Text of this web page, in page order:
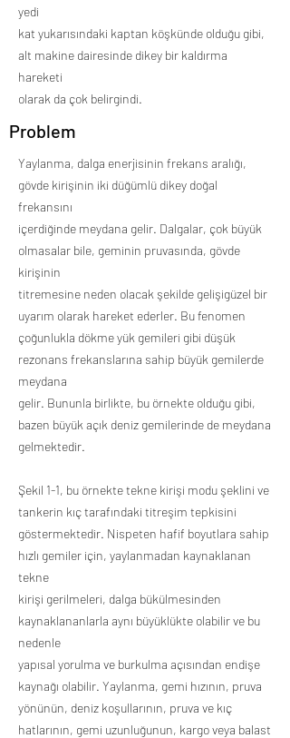
yedi
kat yukarısındaki kaptan köşkünde olduğu gibi,
alt makine dairesinde dikey bir kaldırma
hareketi
olarak da çok belirgindi.
Problem
Yaylanma, dalga enerjisinin frekans aralığı,
gövde kirişinin iki düğümlü dikey doğal
frekansını
içerdiğinde meydana gelir. Dalgalar, çok büyük
olmasalar bile, geminin pruvasında, gövde
kirişinin
titremesine neden olacak şekilde gelişigüzel bir
uyarım olarak hareket ederler. Bu fenomen
çoğunlukla dökme yük gemileri gibi düşük
rezonans frekanslarına sahip büyük gemilerde
meydana
gelir. Bununla birlikte, bu örnekte olduğu gibi,
bazen büyük açık deniz gemilerinde de meydana
gelmektedir.
Şekil 1-1, bu örnekte tekne kirişi modu şeklini ve
tankerin kıç tarafındaki titreşim tepkisini
göstermektedir. Nispeten hafif boyutlara sahip
hızlı gemiler için, yaylanmadan kaynaklanan
tekne
kirişi gerilmeleri, dalga bükülmesinden
kaynaklananlarla aynı büyüklükte olabilir ve bu
nedenle
yapısal yorulma ve burkulma açısından endişe
kaynağı olabilir. Yaylanma, gemi hızının, pruva
yönünün, deniz koşullarının, pruva ve kıç
hatlarının, gemi uzunluğunun, kargo veya balast